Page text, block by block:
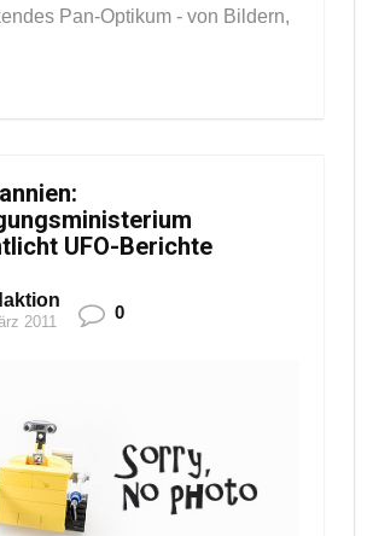
Pan-Optikum - von Bildern,
UFO-Berichte
2011 0